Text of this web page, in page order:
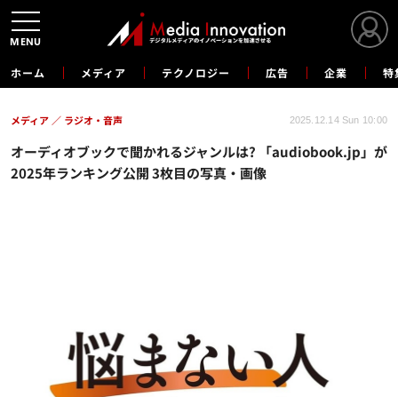
ホーム メディア テクノロジー 広告 企業 特
オーディオブックで聞かれるジャンルは? 「audiobook.jp」が
2025年ランキング公開 3枚目の写真・画像
メディア ラジオ・音声 2025.12.14 Sun 10:00
MENU